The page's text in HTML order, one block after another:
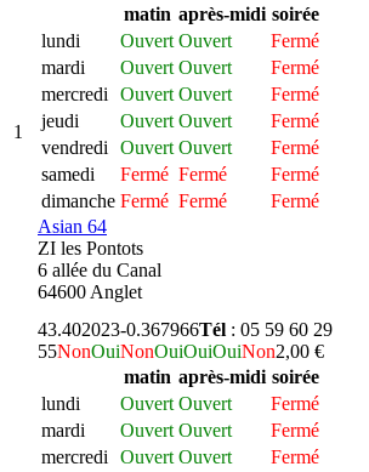
1
matin après-midi soirée
lundi
Ouvert Ouvert
Fermé
mardi
Ouvert Ouvert
Fermé
mercredi
Ouvert Ouvert
Fermé
jeudi
Ouvert Ouvert
Fermé
vendredi
Ouvert Ouvert
Fermé
samedi
Fermé Fermé
Fermé
dimanche Fermé Fermé
Fermé
Asian 64
ZI les Pontots
6 allée du Canal
64600 Anglet
43.402023-0.367966Tél : 05 59 60 29
55NonOuiNonOuiOuiOuiNon2,00 €
matin après-midi soirée
lundi
Ouvert Ouvert
Fermé
mardi
Ouvert Ouvert
Fermé
mercredi
Ouvert Ouvert
Fermé